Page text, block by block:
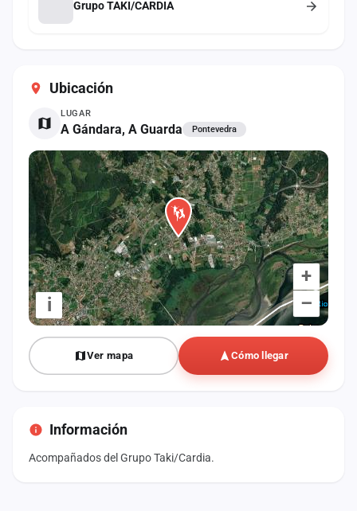
Ubicación
LUGAR
A Gándara, A Guarda Pontevedra
+
–
i
Ver mapa Cómo llegar
Información
Acompañados del Grupo Taki/Cardia.
Grupo TAKI/CARDIA